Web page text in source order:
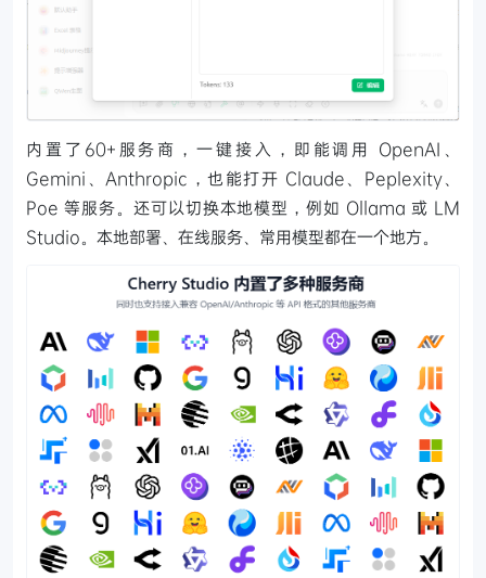
内置了60+服务商，一键接入，即能调用 OpenAI、
Gemini、Anthropic，也能打开 Claude、Peplexity、
Poe 等服务。还可以切换本地模型，例如 Ollama 或 LM
Studio。本地部署、在线服务、常用模型都在一个地方。